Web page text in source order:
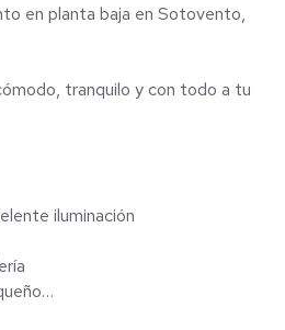
en planta baja en Sotovento,
tranquilo y con todo a tu
iluminación